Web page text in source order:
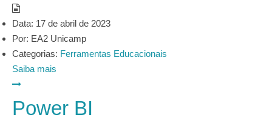
Data: 17 de abril de 2023
Por: EA2 Unicamp
Categorias: Ferramentas Educacionais
Saiba mais
Power BI